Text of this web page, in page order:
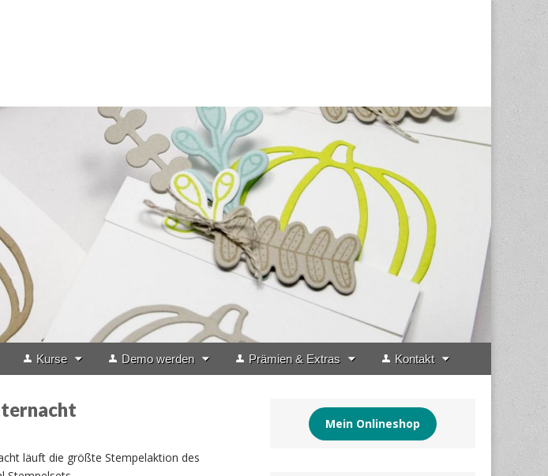
Kurse Demo werden Prämien & Extras Kontakt
läuft die größte Stempelaktion des
Mein Onlineshop